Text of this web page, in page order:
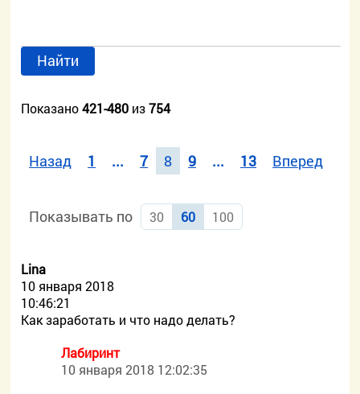
Найти
Показано421-480 из754
Назад 1 ... 7 8 9 ... 13 Вперед
Показывать по 30 60 100
Lina
10 января 2018
10:46:21
Как заработать и что надо делать?
Лабиринт
10 января 2018 12:02:35